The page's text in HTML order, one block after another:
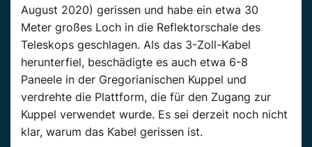
August 2020) gerissen und habe ein etwa 30
Meter großes Loch in die Reflektorschale des
Teleskops geschlagen. Als das 3-Zoll-Kabel
herunterfiel, beschädigte es auch etwa 6-8
Paneele in der Gregorianischen Kuppel und
verdrehte die Plattform, die für den Zugang zur
Kuppel verwendet wurde. Es sei derzeit noch nicht
klar, warum das Kabel gerissen ist.